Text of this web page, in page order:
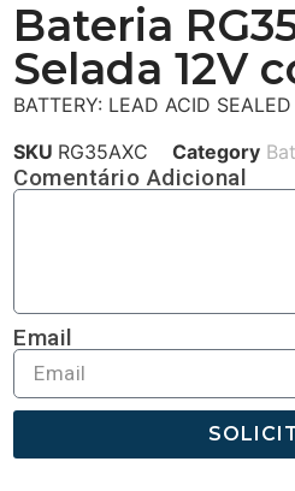
Bateria
Selada 12V
BATTERY: LEAD ACID
SKU RG35AXC Category
Comentário Adicional
Email